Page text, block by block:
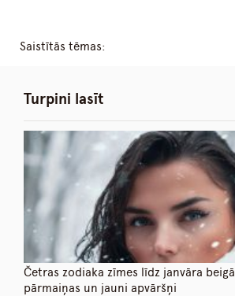
Saistītās tēmas:
Turpini lasīt
Četras zodiaka zīmes līdz janvāra
pārmaiņas un jauni apvāršņi